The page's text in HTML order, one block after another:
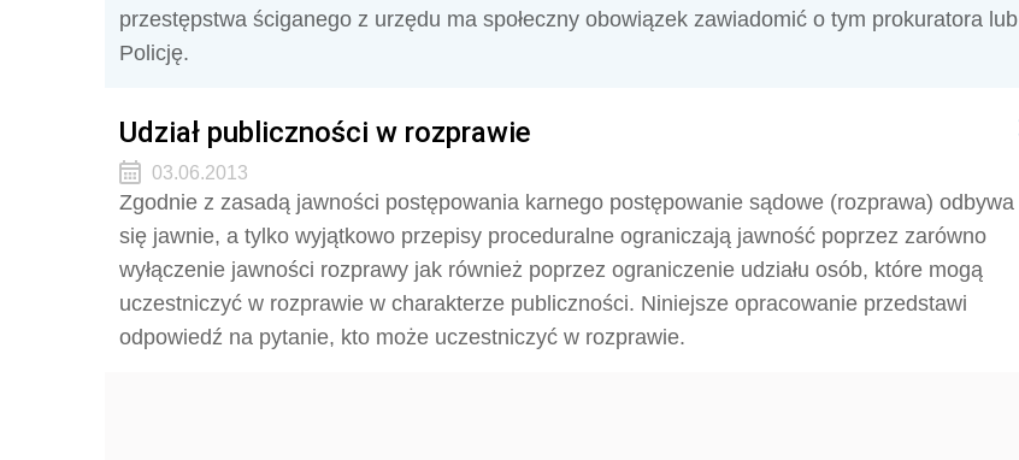
przestępstwa ściganego z urzędu ma społeczny obowiązek zawiadomić o tym prokuratora lub
Policję.
Udział publiczności w rozprawie
03.06.2013
Zgodnie z zasadą jawności postępowania karnego postępowanie sądowe (rozprawa) odbywa
się jawnie, a tylko wyjątkowo przepisy proceduralne ograniczają jawność poprzez zarówno
wyłączenie jawności rozprawy jak również poprzez ograniczenie udziału osób, które mogą
uczestniczyć w rozprawie w charakterze publiczności. Niniejsze opracowanie przedstawi
odpowiedź na pytanie, kto może uczestniczyć w rozprawie.